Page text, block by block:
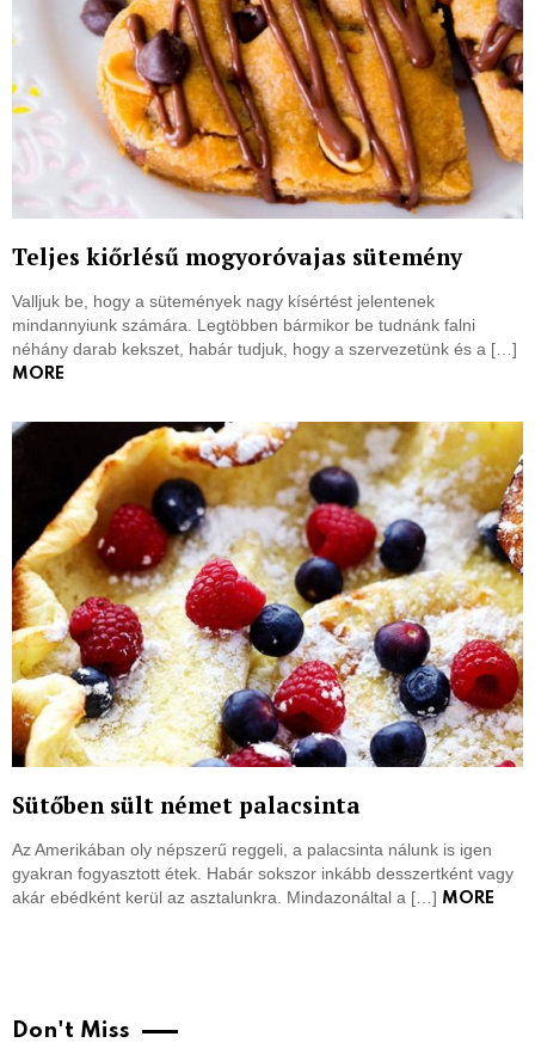
Teljes kiőrlésű mogyoróvajas sütemény
Valljuk be, hogy a sütemények nagy kísértést jelentenek
mindannyiunk számára. Legtöbben bármikor be tudnánk falni
néhány darab kekszet, habár tudjuk, hogy a szervezetünk és a […]
MORE
Sütőben sült német palacsinta
Az Amerikában oly népszerű reggeli, a palacsinta nálunk is igen
gyakran fogyasztott étek. Habár sokszor inkább desszertként vagy
akár ebédként kerül az asztalunkra. Mindazonáltal a […] MORE
Don't Miss